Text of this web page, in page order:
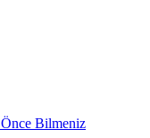
Bilmeniz